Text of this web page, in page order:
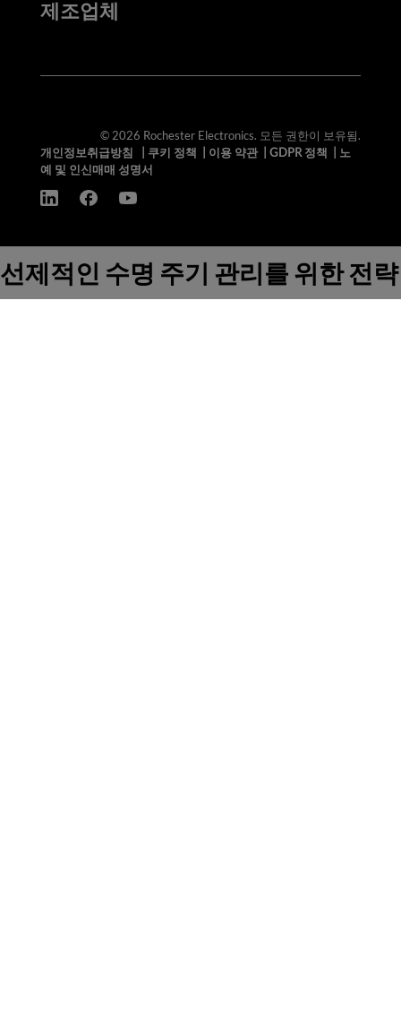
제조업체
© 2026 Rochester Electronics. 모든 권한이 보유됨.
개인정보취급방침
쿠키 정책 이용 약관| GDPR 정책
노
예 및 인신매매 성명서
선제적인 수명 주기 관리를 위한 전략